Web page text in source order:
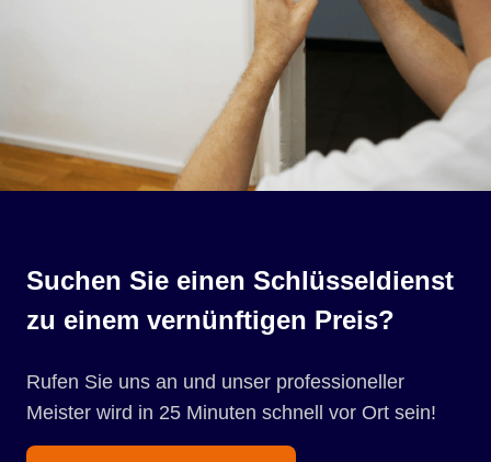
Suchen Sie einen Schlüsseldienst
zu einem vernünftigen Preis?
Rufen Sie uns an und unser professioneller
Meister wird in 25 Minuten schnell vor Ort sein!